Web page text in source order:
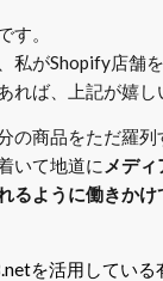
す。
私がShopify店舗
れば、上記が嬉し
の商品をただ羅
いて地道に メデ
るように働きかけ
を活用してい